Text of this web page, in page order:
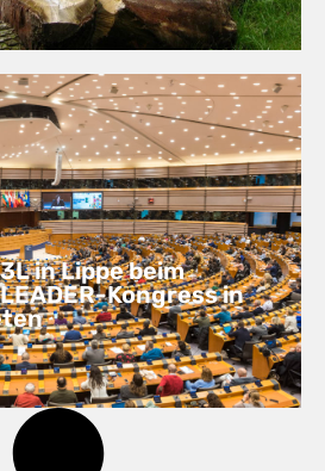
in Lippe beim
Kongress in